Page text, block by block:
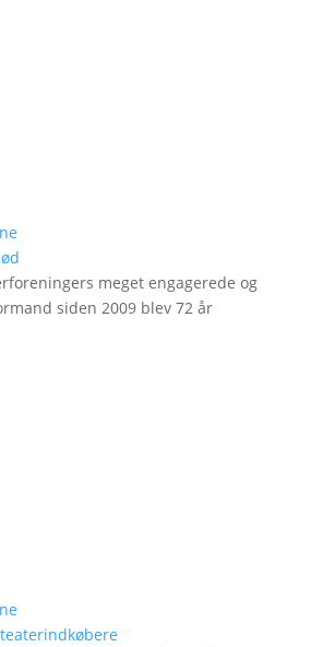
meget engagerede og
siden 2009 blev 72 år